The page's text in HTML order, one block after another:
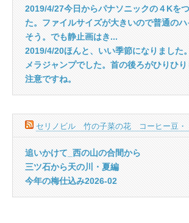
2019/4/27今日からパナソニックの４Kを
た。ファイルサイズが大きいので普通の
そう。でも静止画はき...
2019/4/20ほんと、いい季節になりました
メラジャンプでした。首の後ろがひりひ
注意ですね。
セリノビル 竹の子菜の花 コーヒー豆・
追いかけて_西の山の合間から
三ツ石から天の川・夏編
今年の梅仕込み2026-02